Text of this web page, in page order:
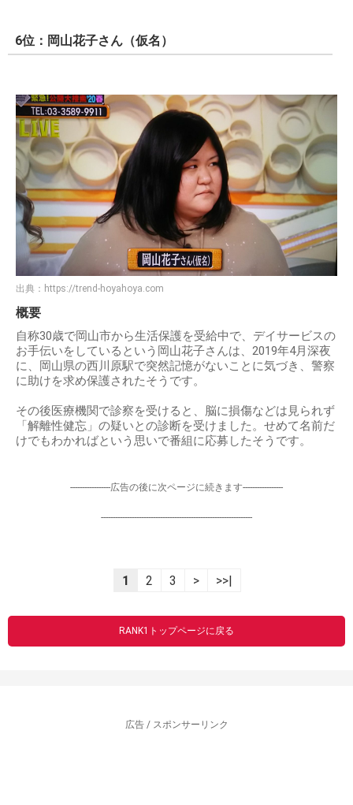
6位：岡山花子さん（仮名）
出典： https://trend-hoyahoya.com
概要
自称30歳で岡山市から生活保護を受給中で、デイサービスの
お手伝いをしているという岡山花子さんは、2019年4月深夜
に、岡山県の西川原駅で突然記憶がないことに気づき、警察
に助けを求め保護されたそうです。
その後医療機関で診察を受けると、脳に損傷などは見られず
「解離性健忘」の疑いとの診断を受けました。せめて名前だ
けでもわかればという思いで番組に応募したそうです。
-----------------広告の後に次ページに続きます-----------------
----------------------------------------------------------------
1 2 3 > >>|
RANK1トップページに戻る
広告 / スポンサーリンク